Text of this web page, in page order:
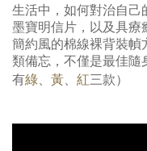
生活中，如何對治自己
墨寶明信片，以及具療
簡約風的棉線裸背裝幀
類備忘，不僅是最佳隨
有綠 黃 紅三款）